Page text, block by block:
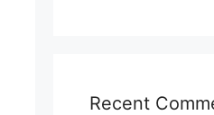
Recent